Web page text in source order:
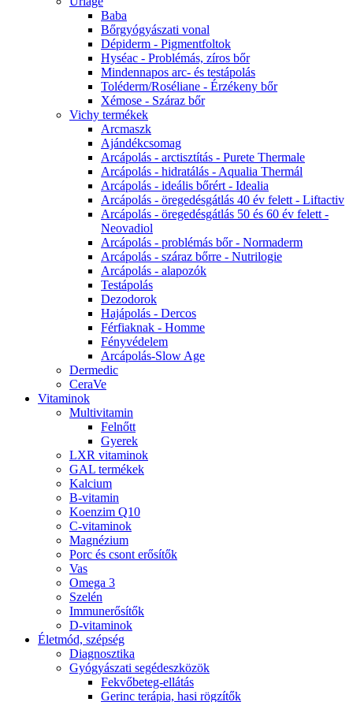
Baba
Bőrgyógyászati vonal
Dépiderm - Pigmentfoltok
Hyséac - Problémás, zíros bőr
Mindennapos arc- és testápolás
Toléderm/Roséliane - Érzékeny bőr
Xémose - Száraz bőr
Vichy termékek
Arcmaszk
Ajándékcsomag
Arcápolás - arctisztítás - Purete Thermale
Arcápolás - hidratálás - Aqualia Thermál
Arcápolás - ideális bőrért - Idealia
Arcápolás - öregedésgátlás 40 év felett - Liftactiv
Arcápolás - öregedésgátlás 50 és 60 év felett -
Neovadiol
Arcápolás - problémás bőr - Normaderm
Arcápolás - száraz bőrre - Nutrilogie
Arcápolás - alapozók
Testápolás
Dezodorok
Hajápolás - Dercos
Férfiaknak - Homme
Fényvédelem
Arcápolás-Slow Age
Dermedic
CeraVe
Vitaminok
Multivitamin
Felnőtt
Gyerek
LXR vitaminok
GAL termékek
Kalcium
B-vitamin
Koenzim Q10
C-vitaminok
Magnézium
Porc és csont erősítők
Vas
Omega 3
Szelén
Immunerősítők
D-vitaminok
Életmód, szépség
Diagnosztika
Gyógyászati segédeszközök
Fekvőbeteg-ellátás
Gerinc terápia, hasi rögzítők